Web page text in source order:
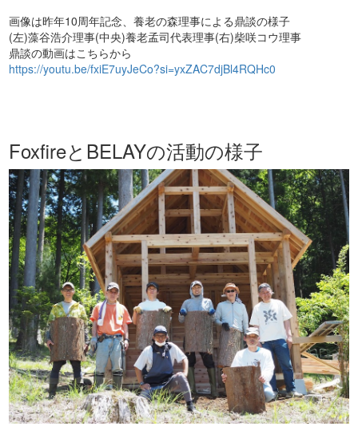
画像は昨年10周年記念、養老の森理事による鼎談の様子
(左)藻谷浩介理事(中央)養老孟司代表理事(右)柴咲コウ理事
鼎談の動画はこちらから
https://youtu.be/fxiE7uyJeCo?si=yxZAC7djBl4RQHc0
FoxfireとBELAYの活動の様子